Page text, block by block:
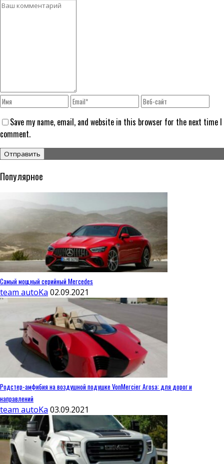
Save my name, email, and website in this browser for the next time I
comment.
Популярное
Самый мощный серийный Mercedes
team autoKa 02.09.2021
Родстер-амфибия на воздушной подушке VonMercier Arosa: для дорог и
направлений
team autoKa 03.09.2021